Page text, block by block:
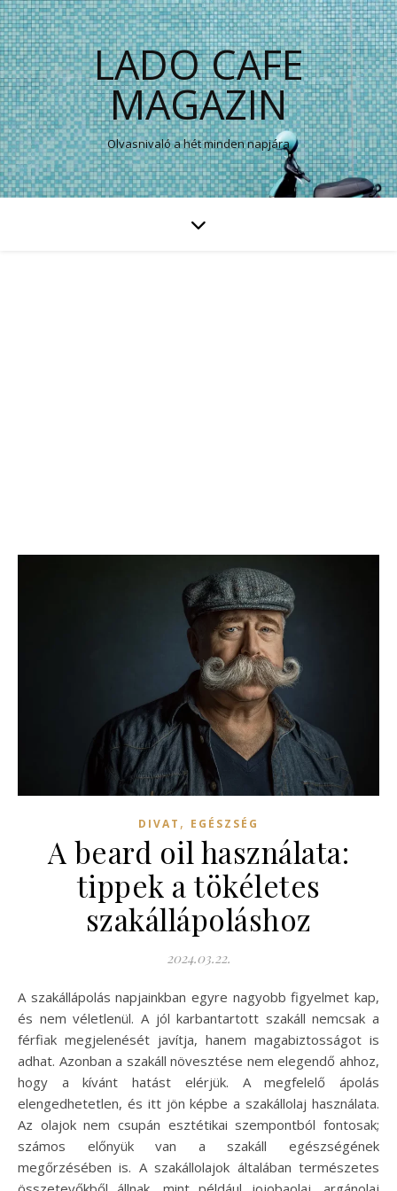
LADO CAFE
MAGAZIN
Olvasnivaló a hét minden napjára
DIVAT , EGÉSZSÉG
A beard oil használata:
tippek a tökéletes
szakállápoláshoz
2024.03.22.
A szakállápolás napjainkban egyre nagyobb figyelmet kap,
és nem véletlenül. A jól karbantartott szakáll nemcsak a
férfiak megjelenését javítja, hanem magabiztosságot is
adhat. Azonban a szakáll növesztése nem elegendő ahhoz,
hogy a kívánt hatást elérjük. A megfelelő ápolás
elengedhetetlen, és itt jön képbe a szakállolaj használata.
Az olajok nem csupán esztétikai szempontból fontosak;
számos előnyük van a szakáll egészségének
megőrzésében is. A szakállolajok általában természetes